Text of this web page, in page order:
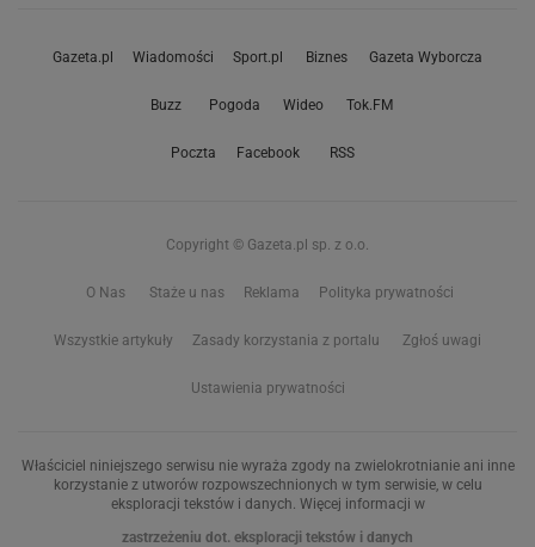
Gazeta.pl Wiadomości Sport.pl Biznes Gazeta Wyborcza
Buzz Pogoda Wideo Tok.FM
Poczta Facebook RSS
Copyright © Gazeta.pl sp. z o.o.
O Nas Staże u nas Reklama Polityka prywatności
Wszystkie artykuły Zasady korzystania z portalu Zgłoś uwagi
Ustawienia prywatności
Właściciel niniejszego serwisu nie wyraża zgody na zwielokrotnianie ani inne
korzystanie z utworów rozpowszechnionych w tym serwisie, w celu
eksploracji tekstów i danych. Więcej informacji w
zastrzeżeniu dot. eksploracji tekstów i danych